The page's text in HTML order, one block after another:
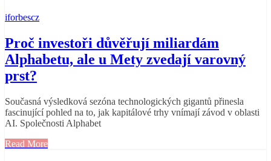
iforbescz
Proč investoři důvěřují miliardám
Alphabetu, ale u Mety zvedají varovný
prst?
Současná výsledková sezóna technologických gigantů přinesla
fascinující pohled na to, jak kapitálové trhy vnímají závod v oblasti
AI. Společnosti Alphabet
Read More